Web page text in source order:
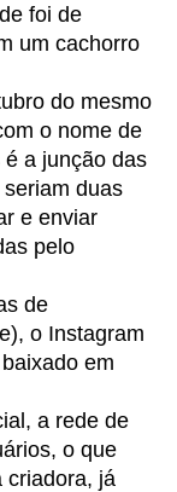
foi de
um cachorro
do mesmo
o nome de
a junção das
seriam duas
e enviar
pelo
de
o Instagram
em
a rede de
o que
criadora, já